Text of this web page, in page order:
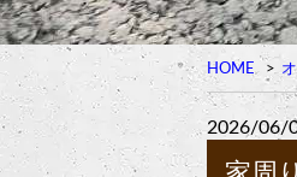
HOME
2026/06/